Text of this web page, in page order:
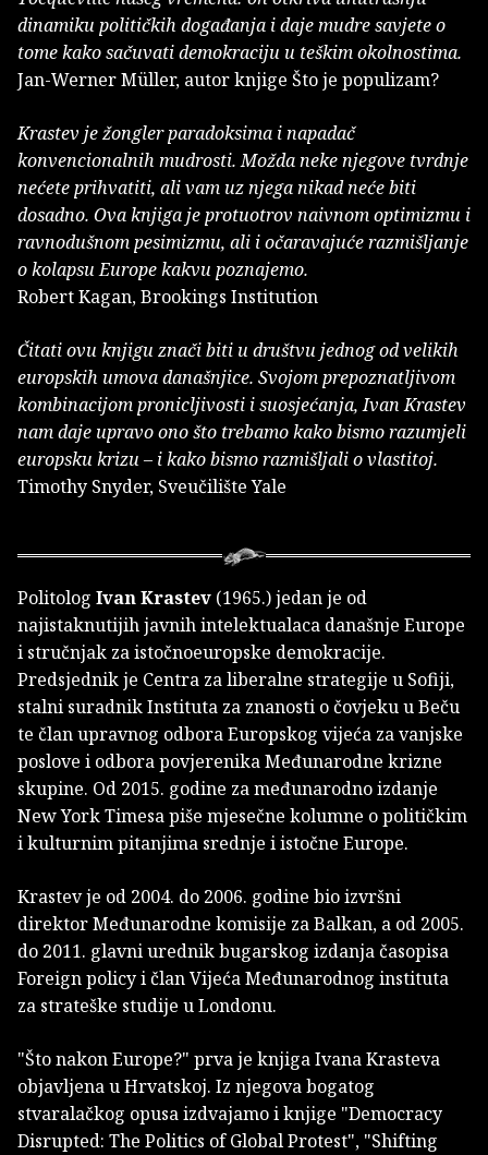
dinamiku političkih događa­nja i daje mudre savjete o
tome kako sačuvati demokraciju u teškim okolnostima.
Jan-Werner Müller, autor knjige Što je populizam?
Krastev je žongler paradoksima i napadač
konvencionalnih mudrosti. Možda neke njegove tvrdnje
nećete prihvatiti, ali vam uz njega nikad neće biti
dosadno. Ova knjiga je protuotrov naivnom optimizmu i
ravnodušnom pesimizmu, ali i očaravajuće razmišljanje
o kolapsu Europe kakvu poznajemo.
Robert Kagan, Brookings Institution
Čitati ovu knjigu znači biti u društvu jednog od velikih
europskih umova današnjice. Svojom prepoznatljivom
kombinacijom pronicljivosti i suosjećanja, Ivan Krastev
nam daje upravo ono što trebamo kako bismo razumjeli
europsku krizu – i kako bismo razmišljali o vlastitoj.
Timothy Snyder, Sveučilište Yale
Politolog Ivan Krastev (1965.) jedan je od
najistaknutijih javnih intelektualaca današnje Europe
i stručnjak za istočnoeuropske demokracije.
Predsjednik je Centra za liberalne strategije u Sofiji,
stalni suradnik Instituta za znanosti o čovjeku u Beču
te član upravnog odbora Europskog vijeća za vanjske
poslove i odbora povjerenika Međunarodne krizne
skupine. Od 2015. godine za međunarodno izdanje
New York Timesa piše mjesečne kolumne o političkim
i kulturnim pitanjima srednje i istočne Europe.
Krastev je od 2004. do 2006. godine bio izvršni
direktor Međunarodne komisije za Balkan, a od 2005.
do 2011. glavni urednik bugarskog izdanja časopisa
Foreign policy i član Vijeća Međunarodnog instituta
za strateške studije u Londonu.
"Što nakon Europe?" prva je knjiga Ivana Krasteva
objavljena u Hrvatskoj. Iz njegova bogatog
stvaralačkog opusa izdvajamo i knjige "Democracy
Disrupted: The Politics of Global Protest", "Shifting